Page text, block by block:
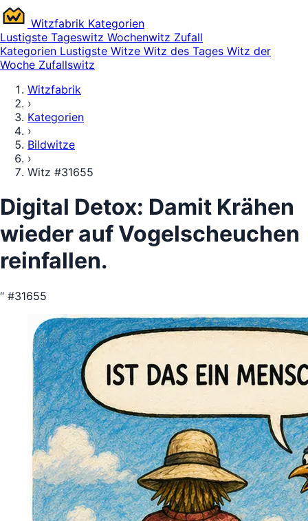
Witzfabrik Kategorien
Lustigste Tageswitz Wochenwitz Zufall
Kategorien Lustigste Witze Witz des Tages Witz der
Woche Zufallswitz
Witzfabrik
›
Kategorien
›
Bildwitze
›
Witz #31655
Digital Detox: Damit Krähen
wieder auf Vogelscheuchen
reinfallen.
“ #31655